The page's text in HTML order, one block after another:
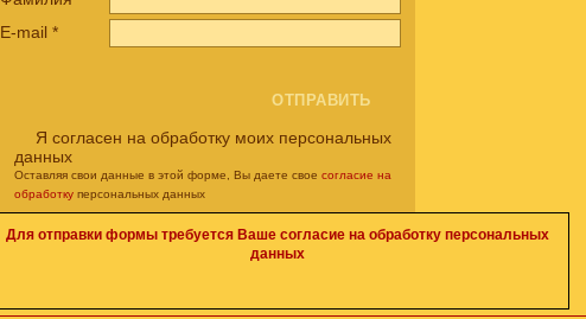
E-mail *
Я согласен на обработку моих персональных
данных
Оставляя свои данные в этой форме, Вы даете свое согласие на
обработку персональных данных
Для отправки формы требуется Ваше согласие на обработку персональных
данных